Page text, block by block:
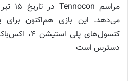
می‌دهد. این بازی هم‌اکنون برای
کنسول‌های
دسترس است